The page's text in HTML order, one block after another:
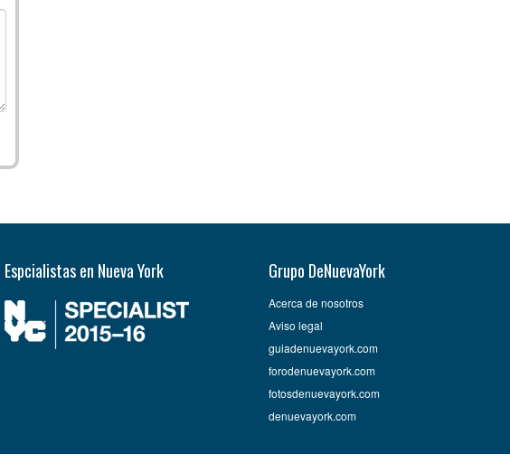
Espcialistas en Nueva York Grupo DeNuevaYork
Acerca de nosotros
Aviso legal
guiadenuevayork.com
forodenuevayork.com
fotosdenuevayork.com
denuevayork.com